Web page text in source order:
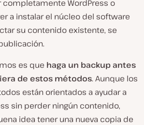
completamente WordPress o
a instalar el núcleo del software
su contenido existente, se
es que haga un backup antes
de estos métodos. Aunque los
están orientados a ayudar a
sin perder ningún contenido,
idea tener una nueva copia de